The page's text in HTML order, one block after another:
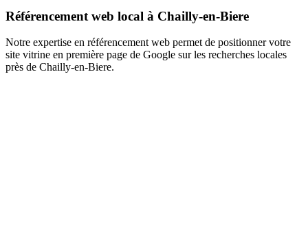
Référencement web local à Chailly-en-Biere
Notre expertise en référencement web permet de positionner votre
site vitrine en première page de Google sur les recherches locales
près de Chailly-en-Biere.